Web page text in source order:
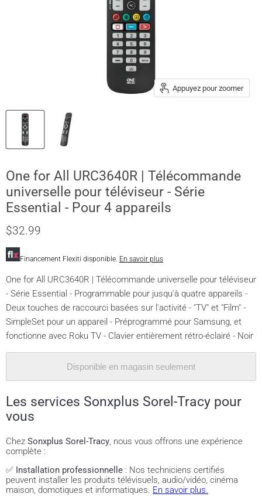
Appuyez pour zoomer
One for All URC3640R | Télécommande
universelle pour téléviseur - Série
Essential - Pour 4 appareils
$32.99
Financement Flexiti disponible. En savoir plus
One for All URC3640R | Télécommande universelle pour téléviseur
- Série Essential - Programmable pour jusqu'à quatre appareils -
Deux touches de raccourci basées sur l'activité - "TV" et "Film" -
SimpleSet pour un appareil - Préprogrammé pour Samsung, et
fonctionne avec Roku TV - Clavier entièrement rétro-éclairé - Noir
Disponible en magasin seulement
Les services Sonxplus Sorel-Tracy pour
vous
Chez Sonxplus Sorel-Tracy, nous vous offrons une expérience
complète :
✅ Installation professionnelle : Nos techniciens certifiés
peuvent installer les produits télévisuels, audio/vidéo, cinéma
maison, domotiques et informatiques. En savoir plus.